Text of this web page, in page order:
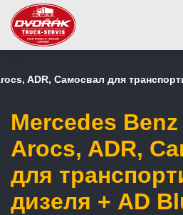
ADR, Самосвал для
Mercedes Benz
Arocs, ADR,
для
дизеля + AD